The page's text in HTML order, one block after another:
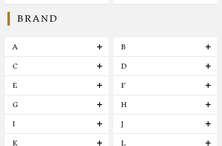
BRAND
A B
C D
E F
G H
I J
K L